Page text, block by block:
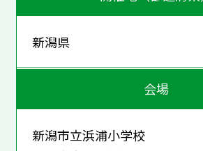
新潟県
会場
新潟市立浜浦小学校